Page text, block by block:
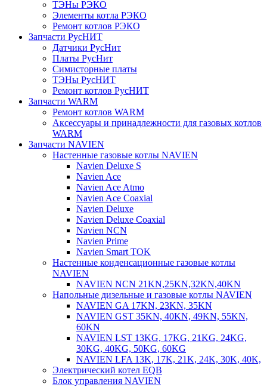
ТЭНы РЭКО
Элементы котла РЭКО
Ремонт котлов РЭКО
Запчасти РусНИТ
Датчики РусНит
Платы РусНит
Симисторные платы
ТЭНы РусНИТ
Ремонт котлов РусНИТ
Запчасти WARM
Ремонт котлов WARM
Аксессуары и принадлежности для газовых котлов
WARM
Запчасти NAVIEN
Настенные газовые котлы NAVIEN
Navien Deluxe S
Navien Ace
Navien Ace Atmo
Navien Ace Coaxial
Navien Deluxe
Navien Deluxe Coaxial
Navien NCN
Navien Prime
Navien Smart TOK
Настенные конденсационные газовые котлы
NAVIEN
NAVIEN NCN 21KN,25KN,32KN,40KN
Напольные дизельные и газовые котлы NAVIEN
NAVIEN GA 17KN, 23KN, 35KN
NAVIEN GST 35KN, 40KN, 49KN, 55KN,
60KN
NAVIEN LST 13KG, 17KG, 21KG, 24KG,
30KG, 40KG, 50KG, 60KG
NAVIEN LFA 13K, 17K, 21K, 24K, 30K, 40K,
Электрический котел EQB
Блок управления NAVIEN